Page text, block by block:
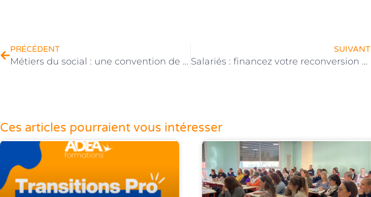
PRÉCÉDENT
Métiers du social : une convention de 3 ans avec le Département de l’Ain
SUIVANT
Salariés : financez votre reconversion avec Transitions Pro et formez-vous à l’ADEA
Ces articles pourraient vous intéresser